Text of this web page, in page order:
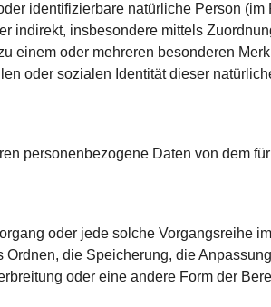
identifizierbare natürliche Person (im
indirekt, insbesondere mittels
einem oder mehreren besonderen
oder sozialen Identität dieser
personenbezogene Daten von dem
oder jede solche Vorgangsreihe
die Speicherung, die
oder eine andere Form der